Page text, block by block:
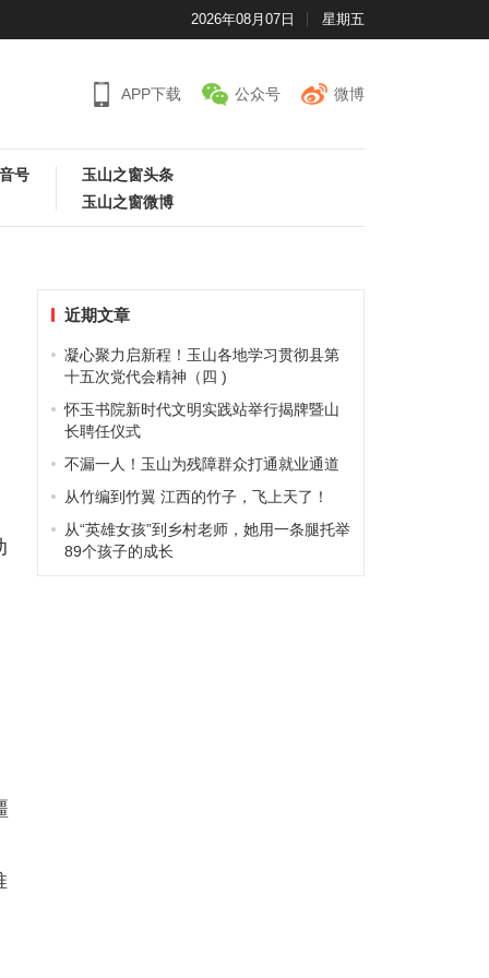
2026年08月07日 星期五
APP下载 公众号 微博
号
玉山之窗头条
玉山之窗微博
近期文章
凝心聚力启新程！玉山各地学习贯彻县第
十五次党代会精神（四 )
怀玉书院新时代文明实践站举行揭牌暨山
长聘任仪式
不漏一人！玉山为残障群众打通就业通道
从竹编到竹翼 江西的竹子，飞上天了！
从“英雄女孩”到乡村老师，她用一条腿托举
89个孩子的成长